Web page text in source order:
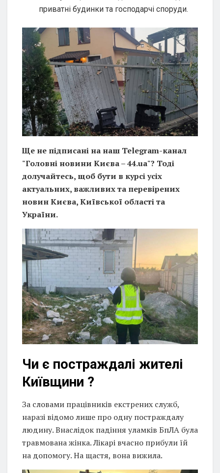
приватні будинки та господарчі споруди.
Ще не підписані на наш Telegram-канал
"Головні новини Києва – 44.ua"? Тоді
долучайтесь, щоб бути в курсі усіх
актуальних, важливих та перевірених
новин Києва, Київської області та
України.
Чи є постраждалі жителі
Київщини ?
За словами працівників екстрених служб,
наразі відомо лише про одну постраждалу
людину. Внаслідок падіння уламків БпЛА була
травмована жінка. Лікарі вчасно прибули їй
на допомогу. На щастя, вона вижила.